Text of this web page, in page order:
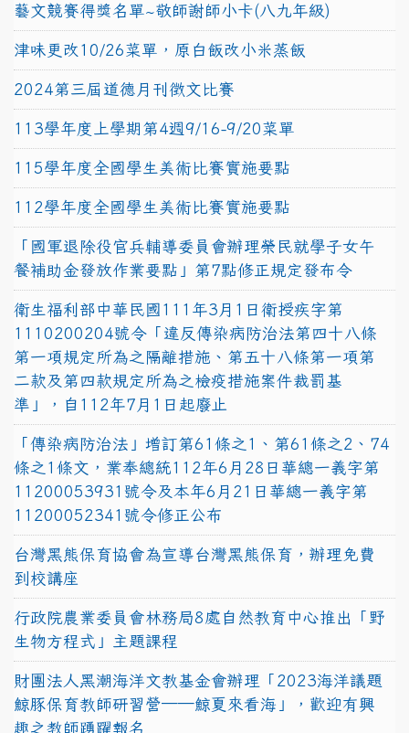
藝文競賽得獎名單~敬師謝師小卡(八九年級)
津味更改10/26菜單，原白飯改小米蒸飯
2024第三屆道德月刊徵文比賽
113學年度上學期第4週9/16-9/20菜單
115學年度全國學生美術比賽實施要點
112學年度全國學生美術比賽實施要點
「國軍退除役官兵輔導委員會辦理榮民就學子女午
餐補助金發放作業要點」第7點修正規定發布令
衛生福利部中華民國111年3月1日衛授疾字第
1110200204號令「違反傳染病防治法第四十八條
第一項規定所為之隔離措施、第五十八條第一項第
二款及第四款規定所為之檢疫措施案件裁罰基
準」，自112年7月1日起廢止
「傳染病防治法」增訂第61條之1、第61條之2、74
條之1條文，業奉總統112年6月28日華總一義字第
11200053931號令及本年6月21日華總一義字第
11200052341號令修正公布
台灣黑熊保育協會為宣導台灣黑熊保育，辦理免費
到校講座
行政院農業委員會林務局8處自然教育中心推出「野
生物方程式」主題課程
財團法人黑潮海洋文教基金會辦理「2023海洋議題
鯨豚保育教師研習營──鯨夏來看海」，歡迎有興
趣之教師踴躍報名